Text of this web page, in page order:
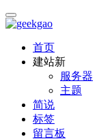
首页
建站新
服务器
主题
简说
标签
留言板